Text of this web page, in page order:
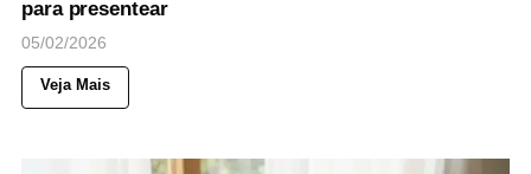
para presentear
05/02/2026
Veja Mais